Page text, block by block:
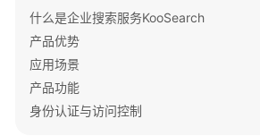
问
历
什么是企业搜索服务KooSearch
产品优势
应用场景
产品功能
身份认证与访问控制